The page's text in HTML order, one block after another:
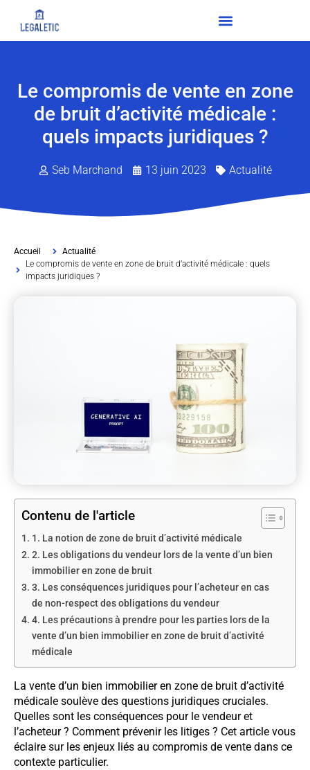
Le compromis de vente en zone
de bruit d’activité médicale :
quels impacts juridiques ?
Seb Marchand 13 juin 2023 Actualité
Accueil
Actualité
Le compromis de vente en zone de bruit d’activité médicale : quels
impacts juridiques ?
Contenu de l'article
1. La notion de zone de bruit d’activité médicale
2. Les obligations du vendeur lors de la vente d’un bien
immobilier en zone de bruit
3. Les conséquences juridiques pour l’acheteur en cas
de non-respect des obligations du vendeur
4. Les précautions à prendre pour les parties lors de la
vente d’un bien immobilier en zone de bruit d’activité
médicale
La vente d’un bien immobilier en zone de bruit d’activité
médicale soulève des questions juridiques cruciales.
Quelles sont les conséquences pour le vendeur et
l’acheteur ? Comment prévenir les litiges ? Cet article vous
éclaire sur les enjeux liés au compromis de vente dans ce
contexte particulier.